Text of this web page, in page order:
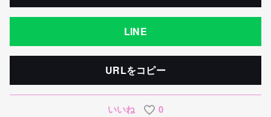
LINE
URLをコピー
いいね 0